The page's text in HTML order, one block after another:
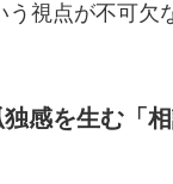
視点が不可欠
感を生む「